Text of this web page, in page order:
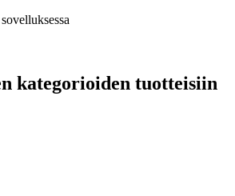
kategorioiden tuotteisiin